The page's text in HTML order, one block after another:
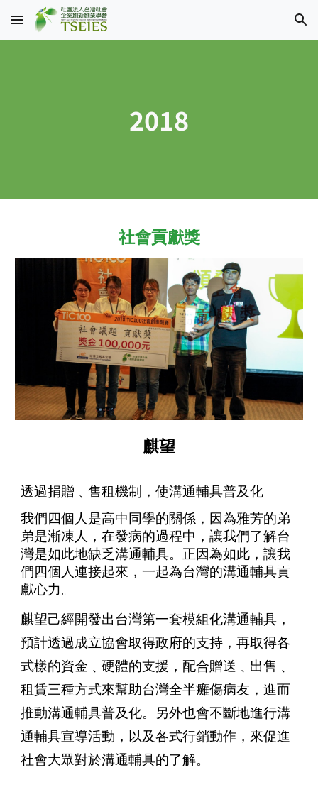
Skip to main content Skip to navigation
2018
社會貢獻獎
麒望
透過捐贈﹑售租機制，使溝通輔具普及化
我們四個人是高中同學的關係，因為雅芳的弟
弟是漸凍人，在發病的過程中，讓我們了解台
灣是如此地缺乏溝通輔具。正因為如此，讓我
們四個人連接起來，一起為台灣的溝通輔具貢
獻心力。
麒望己經開發出台灣第一套模組化溝通輔具，
預計透過成立協會取得政府的支持，再取得各
式樣的資金﹑硬體的支援，配合贈送﹑出售﹑
租賃三種方式來幫助台灣全半癱傷病友，進而
推動溝通輔具普及化。另外也會不斷地進行溝
通輔具宣導活動，以及各式行銷動作，來促進
社會大眾對於溝通輔具的了解。